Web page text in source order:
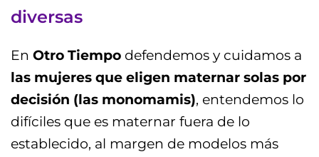
diversas
En Otro Tiempo defendemos y cuidamos a
las mujeres que eligen maternar solas por
decisión (las monomamis), entendemos lo
difíciles que es maternar fuera de lo
establecido, al margen de modelos más